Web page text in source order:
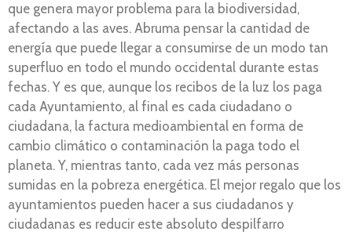
que genera mayor problema para la biodiversidad,
afectando a las aves. Abruma pensar la cantidad de
energía que puede llegar a consumirse de un modo tan
superfluo en todo el mundo occidental durante estas
fechas. Y es que, aunque los recibos de la luz los paga
cada Ayuntamiento, al final es cada ciudadano o
ciudadana, la factura medioambiental en forma de
cambio climático o contaminación la paga todo el
planeta. Y, mientras tanto, cada vez más personas
sumidas en la pobreza energética. El mejor regalo que los
ayuntamientos pueden hacer a sus ciudadanos y
ciudadanas es reducir este absoluto despilfarro